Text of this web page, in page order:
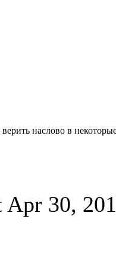
наслово в
Apr 30,